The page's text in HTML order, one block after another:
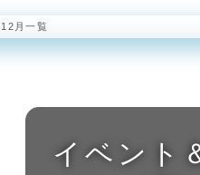
月一覧
イベント